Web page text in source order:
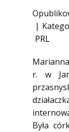
Ofiary
Opozycja
PRL
r. w
Była